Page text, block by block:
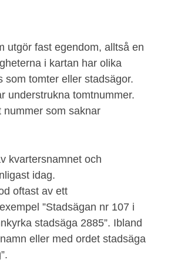
utgör fast egendom, alltså en
i kartan har olika
som tomter eller stadsägor.
understrukna tomtnummer.
nummer som saknar
kvartersnamnet och
idag.
oftast av ett
”Stadsägan nr 107 i
stadsäga 2885”. Ibland
eller med ordet stadsäga